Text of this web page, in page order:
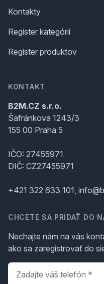
Kontakty
Register kategórii
Register produktov
KONTAKT
B2M.CZ s.r.o.
Šafránkova 1243/3
155 00 Praha 5
IČO: 27455971
DIČ: CZ27455971
+421 322 633 101,
CHCETE SA PRIDAŤ DO
Nechajte nám na vás
ako sa zaregistrovať do
Telefón